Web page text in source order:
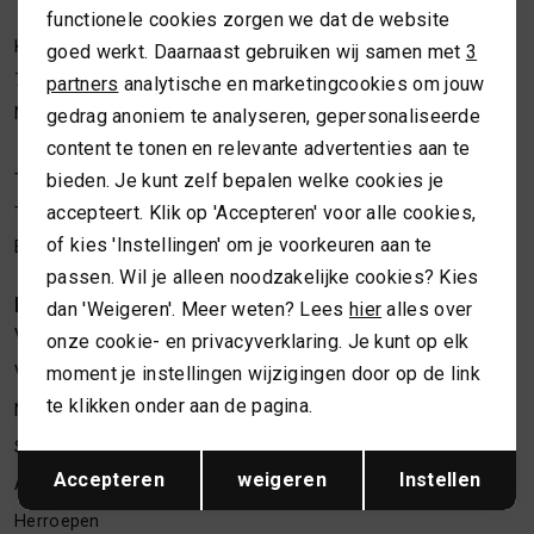
MUTSEN
REGENLAARZEN
SCHOENEN
SHORTS
SIERADEN
SJAALS
SOKKEN
SJAALS
SOKKEN
TASSEN EN RUGZAKKEN
TRUIEN
VESTEN
Kleine Overstraat 36a
7411 JM Deventer
Nederland
Telefoon webshop06 24622202
Telefoon winkel 06 34373619
E-mailadreswebshop@necessariesbymarlou.nl
KLANTENSERVICE
Vacatures
Verzenden en retourneren
Nieuwsbrief inschrijven
Spaarsysteem
Algemene voorwaarden
Herroepen
Analytische cookies
Marketing cookies
Terug Opslaan
functionele cookies zorgen we dat de website
goed werkt. Daarnaast gebruiken wij samen met 3
partners analytische en marketingcookies om jouw
gedrag anoniem te analyseren, gepersonaliseerde
content te tonen en relevante advertenties aan te
bieden. Je kunt zelf bepalen welke cookies je
accepteert. Klik op 'Accepteren' voor alle cookies,
of kies 'Instellingen' om je voorkeuren aan te
passen. Wil je alleen noodzakelijke cookies? Kies
dan 'Weigeren'. Meer weten? Lees hier alles over
onze cookie- en privacyverklaring. Je kunt op elk
moment je instellingen wijzigingen door op de link
te klikken onder aan de pagina.
Accepteren weigeren Instellen